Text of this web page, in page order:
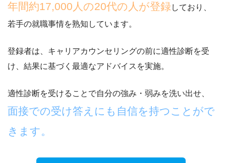
年間約17,000人の20代の人が登録しており、
若手の就職事情を熟知しています。
登録者は、キャリアカウンセリングの前に適性診断を受
け、結果に基づく最適なアドバイスを実施。
適性診断を受けることで自分の強み・弱みを洗い出せ、
面接での受け答えにも自信を持つことがで
きます。